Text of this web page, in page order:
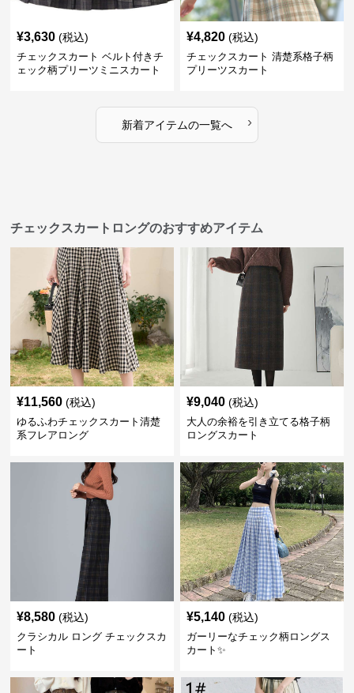
¥3,630 (税込)
チェックスカート ベルト付きチ
ェック柄プリーツミニスカート
¥4,820 (税込)
チェックスカート 清楚系格子柄
プリーツスカート
新着アイテムの一覧へ ›
チェックスカートロングのおすすめアイテム
¥11,560 (税込)
ゆるふわチェックスカート清楚
系フレアロング
¥9,040 (税込)
大人の余裕を引き立てる格子柄
ロングスカート
¥8,580 (税込)
クラシカル ロング チェックスカ
ート
¥5,140 (税込)
ガーリーなチェック柄ロングス
カート✨